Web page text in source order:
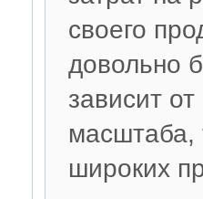
своего
довольно
зависит
масштаба,
широких